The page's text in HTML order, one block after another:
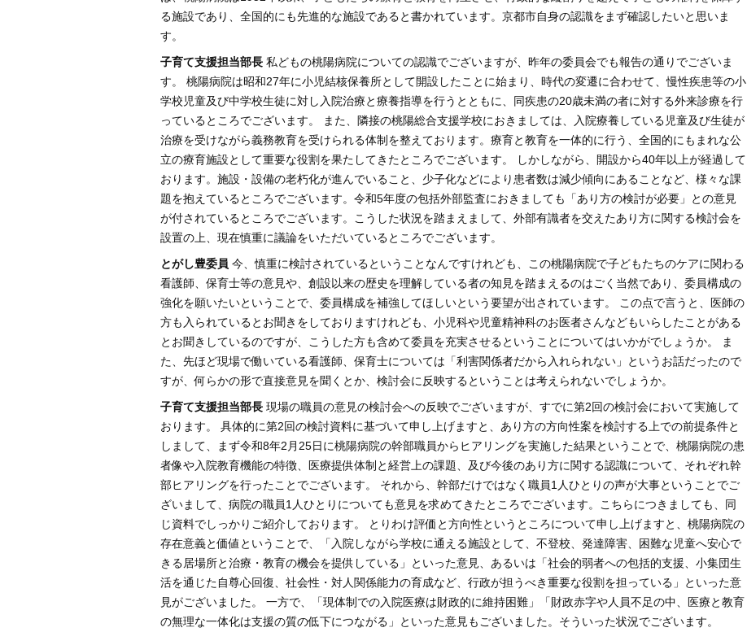
る施設であり、全国的にも先進的な施設であると書かれています。京都市自身の認識をまず確認したいと思いま
す。
子育て支援担当部長 私どもの桃陽病院についての認識でございますが、昨年の委員会でも報告の通りでございま
す。 桃陽病院は昭和27年に小児結核保養所として開設したことに始まり、時代の変遷に合わせて、慢性疾患等の小
学校児童及び中学校生徒に対し入院治療と療養指導を行うとともに、同疾患の20歳未満の者に対する外来診療を行
っているところでございます。 また、隣接の桃陽総合支援学校におきましては、入院療養している児童及び生徒が
治療を受けながら義務教育を受けられる体制を整えております。療育と教育を一体的に行う、全国的にもまれな公
立の療育施設として重要な役割を果たしてきたところでございます。 しかしながら、開設から40年以上が経過して
おります。施設・設備の老朽化が進んでいること、少子化などにより患者数は減少傾向にあることなど、様々な課
題を抱えているところでございます。令和5年度の包括外部監査におきましても「あり方の検討が必要」との意見
が付されているところでございます。こうした状況を踏まえまして、外部有識者を交えたあり方に関する検討会を
設置の上、現在慎重に議論をいただいているところでございます。
とがし豊委員 今、慎重に検討されているということなんですけれども、この桃陽病院で子どもたちのケアに関わる
看護師、保育士等の意見や、創設以来の歴史を理解している者の知見を踏まえるのはごく当然であり、委員構成の
強化を願いたいということで、委員構成を補強してほしいという要望が出されています。 この点で言うと、医師の
方も入られているとお聞きをしておりますけれども、小児科や児童精神科のお医者さんなどもいらしたことがある
とお聞きしているのですが、こうした方も含めて委員を充実させるということについてはいかがでしょうか。 ま
た、先ほど現場で働いている看護師、保育士については「利害関係者だから入れられない」というお話だったので
すが、何らかの形で直接意見を聞くとか、検討会に反映するということは考えられないでしょうか。
子育て支援担当部長 現場の職員の意見の検討会への反映でございますが、すでに第2回の検討会において実施して
おります。 具体的に第2回の検討資料に基づいて申し上げますと、あり方の方向性案を検討する上での前提条件と
しまして、まず令和8年2月25日に桃陽病院の幹部職員からヒアリングを実施した結果ということで、桃陽病院の患
者像や入院教育機能の特徴、医療提供体制と経営上の課題、及び今後のあり方に関する認識について、それぞれ幹
部ヒアリングを行ったことでございます。 それから、幹部だけではなく職員1人ひとりの声が大事ということでご
ざいまして、病院の職員1人ひとりについても意見を求めてきたところでございます。こちらにつきましても、同
じ資料でしっかりご紹介しております。 とりわけ評価と方向性というところについて申し上げますと、桃陽病院の
存在意義と価値ということで、「入院しながら学校に通える施設として、不登校、発達障害、困難な児童へ安心で
きる居場所と治療・教育の機会を提供している」といった意見、あるいは「社会的弱者への包括的支援、小集団生
活を通じた自尊心回復、社会性・対人関係能力の育成など、行政が担うべき重要な役割を担っている」といった意
見がございました。 一方で、「現体制での入院医療は財政的に維持困難」「財政赤字や人員不足の中、医療と教育
の無理な一体化は支援の質の低下につながる」といった意見もございました。そういった状況でございます。